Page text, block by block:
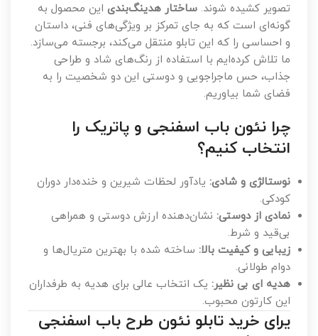
تصویر کشیده شوند. ساختار هدینگ‌بندی این محصول به
گونه‌ای است که به جای تمرکز بر ویژگی‌های فنی، داستان
و احساسی را که این تابلو منتقل می‌کند، برجسته می‌سازد.
ما تلاش کرده‌ایم با استفاده از رنگ‌های شاد و طراحی
جذاب، حس ماجراجویی و دوستی این دو شخصیت را به
فضای شما بیاوریم.
چرا نئون باب اسفنجی و پاتریک را
انتخاب کنیم؟
نوستالژی و شادی: یادآور لحظات شیرین و خنده‌دار دوران
کودکی.
نمادی از دوستی: نشان‌دهنده ارزش دوستی و همراهی
بی‌قید و شرط.
زیبایی و کیفیت بالا: ساخته شده با بهترین متریال‌ها و
دوام طولانی.
هدیه ای بی نظیر: یک انتخاب عالی برای هدیه به طرفداران
این کارتون محبوب.
یرای خرید تابلو نئون طرح باب اسفنجی